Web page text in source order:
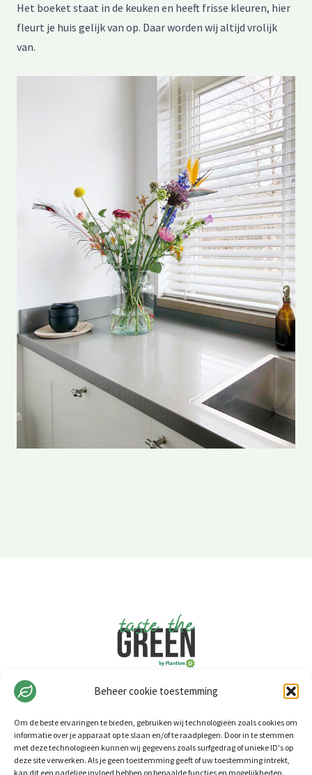
Beheer cookie toestemming
Om de beste ervaringen te bieden, gebruiken wij technologieën zoals cookies om
informatie over je apparaat op te slaan en/of te raadplegen. Door in te stemmen
met deze technologieën kunnen wij gegevens zoals surfgedrag of unieke ID's op
deze site verwerken. Als je geen toestemming geeft of uw toestemming intrekt,
kan dit een nadelige invloed hebben op bepaalde functies en mogelijkheden.
Het boeket staat in de keuken en heeft frisse kleuren, hier
fleurt je huis gelijk van op. Daar worden wij altijd vrolijk
van.